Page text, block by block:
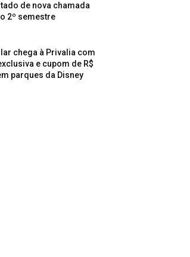
de nova chamada
2º semestre
chega à Privalia com
e cupom de R$
parques da Disney